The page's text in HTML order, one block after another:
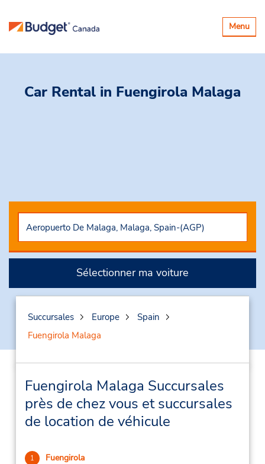
Basculer
la
Menu
Car Rental in Fuengirola Malaga
Sélectionner ma voiture
Succursales Europe
Spain
Fuengirola Malaga
Fuengirola Malaga Succursales
près de chez vous et succursales
de location de véhicule
1 Fuengirola